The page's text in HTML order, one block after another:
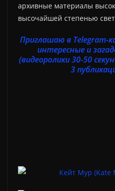
архивные материалы
высочайшей степенью
Приглашаю в Telegram-
интересные и
(видеоролики 30-50
3